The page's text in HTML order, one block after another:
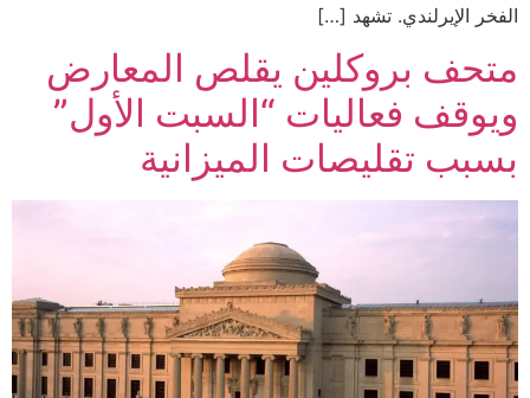
الفخر الإيرلندي. تشهد […]
متحف بروكلين يقلص المعارض
ويوقف فعاليات “السبت الأول”
بسبب تقليصات الميزانية